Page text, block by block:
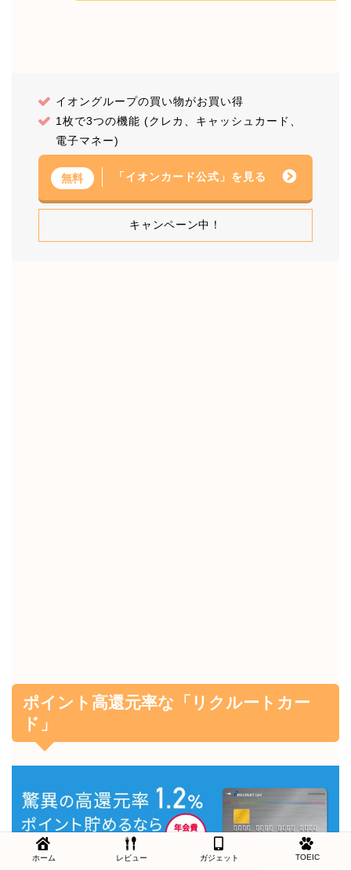
イオングループの買い物がお買い得
1枚で3つの機能 (クレカ、キャッシュカード、
電子マネー)
無料 「イオンカード公式」を見る
キャンペーン中！
ポイント高還元率な「リクルートカー
ド」
ホーム レビュー ガジェット TOEIC